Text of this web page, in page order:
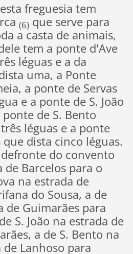
freguesia tem
(6)que serve para
a casta de animais,
tem a ponte d'Ave
léguas e a da
uma, a Ponte
a ponte de Servas
e a ponte de S. João
de S. Bento
léguas e a ponte
dista cinco léguas.
do convento
de Barcelos para o
na estrada de
do Sousa, a de
de Guimarães para
S. João na estrada de
a de S. Bento na
Lanhoso para